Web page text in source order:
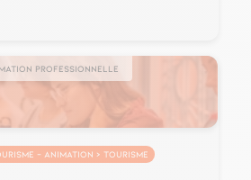
professionnelle
– Animation > Tourisme